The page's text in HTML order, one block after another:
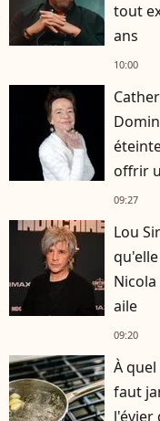
tout
ans
10:00
offrir
09:27
Lou
aile
09:20
À
faut
l'évier